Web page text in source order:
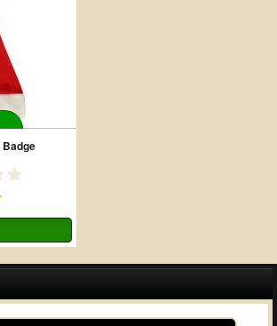
Badge